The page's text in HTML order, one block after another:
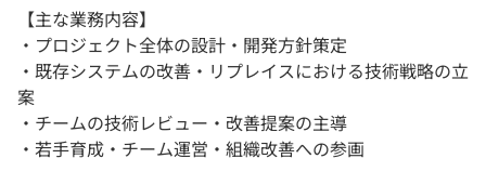
【主な業務内容】
・プロジェクト全体の設計・開発方針策定
・既存システムの改善・リプレイスにおける技術戦略の立
案
・チームの技術レビュー・改善提案の主導
・若手育成・チーム運営・組織改善への参画